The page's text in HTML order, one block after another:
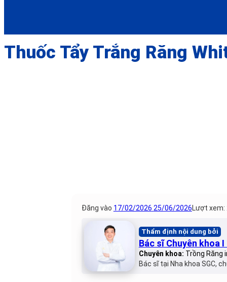
Thuốc Tẩy Trắng Răng
Đăng vào 17/02/2026 25/06/2026Lượt xem:
Thẩm định nội dung bởi
Bác sĩ Chuyên khoa
Chuyên khoa: Trồng Răng
Bác sĩ tại Nha khoa SGC,